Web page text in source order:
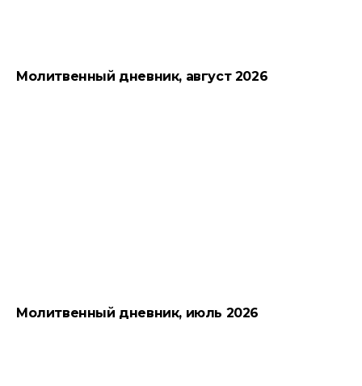
Молитвенный дневник, август 2026
Молитвенный дневник, июль 2026